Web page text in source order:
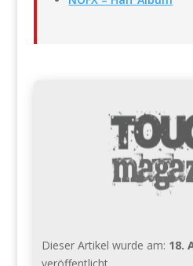
Dieser Artikel wurde am: 18.